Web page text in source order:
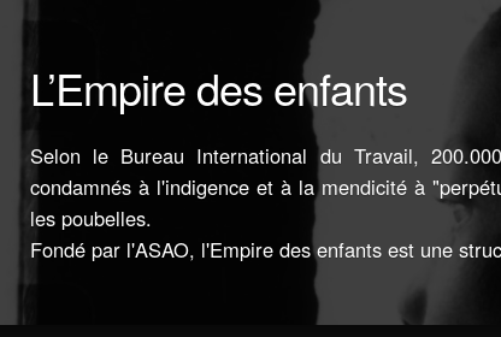
L’Empire des enfants
Selon le Bureau International du Travail,
condamnés à l'indigence et à la mendicité à
les poubelles.
Fondé par l'ASAO, l'Empire des enfants est une